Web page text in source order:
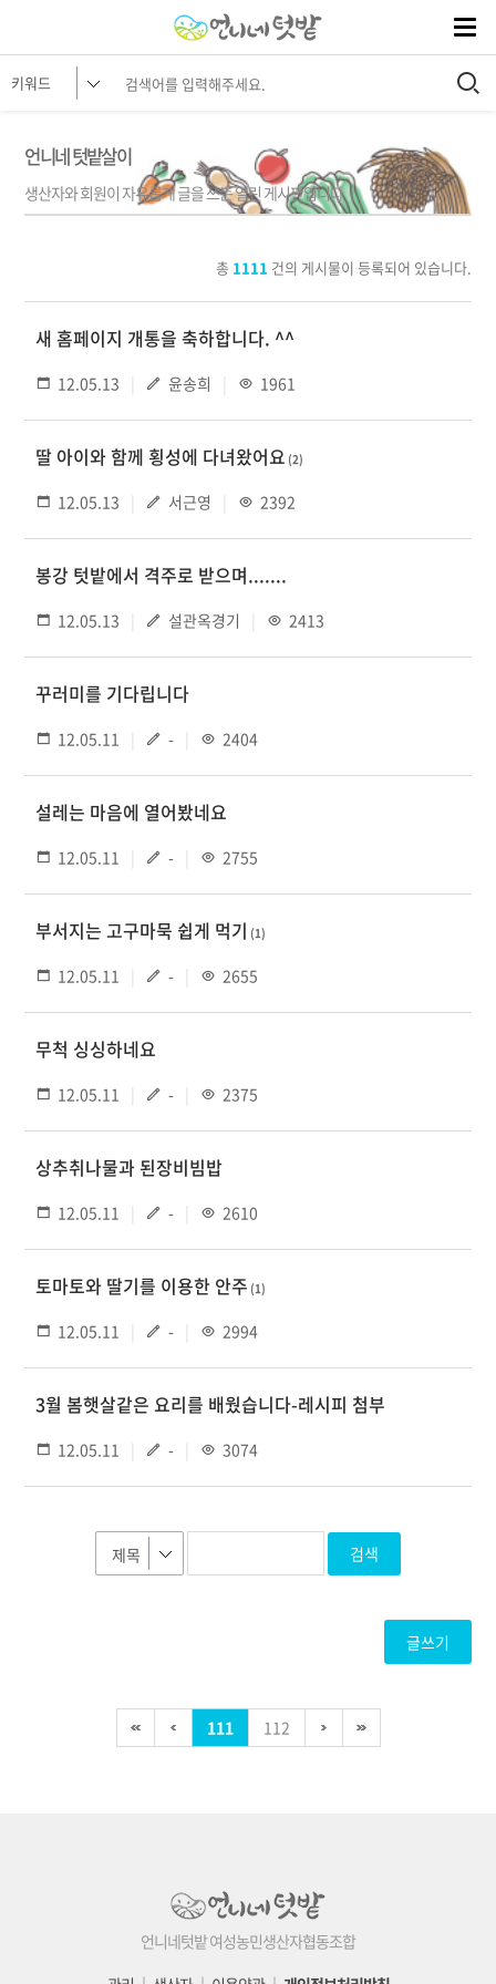
언니네 텃밭살이
생산자와 회원이 자유롭게 글을 쓰는 열린 게시판입니다
총 1111 건의 게시물이 등록되어 있습니다.
새 홈페이지 개통을 축하합니다. ^^
12.05.13 윤송희 1961
딸 아이와 함께 횡성에 다녀왔어요 (2)
12.05.13 서근영 2392
봉강 텃밭에서 격주로 받으며.......
12.05.13 설관옥경기 2413
꾸러미를 기다립니다
12.05.11 - 2404
설레는 마음에 열어봤네요
12.05.11 - 2755
부서지는 고구마묵 쉽게 먹기 (1)
12.05.11 - 2655
무척 싱싱하네요
12.05.11 - 2375
상추취나물과 된장비빔밥
12.05.11 - 2610
토마토와 딸기를 이용한 안주 (1)
12.05.11 - 2994
3월 봄햇살같은 요리를 배웠습니다-레시피 첨부
12.05.11 - 3074
검색
글쓰기
111 112
언니네텃밭 여성농민생산자협동조합